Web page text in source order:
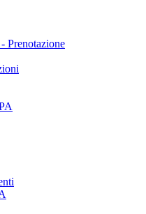
Prenotazione